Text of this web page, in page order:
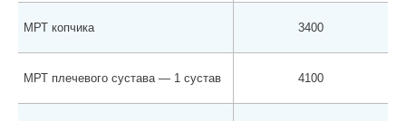
МРТ копчика 3400
МРТ плечевого сустава — 1 сустав 4100